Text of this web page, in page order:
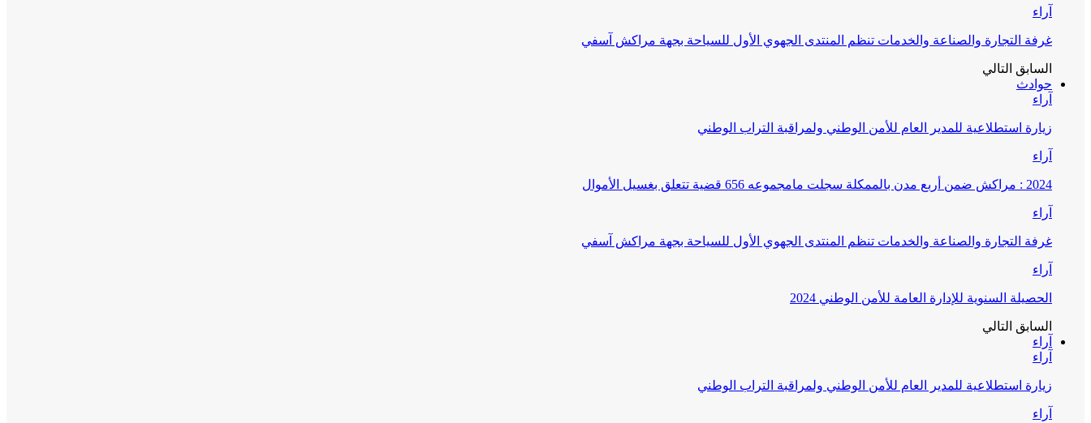
آراء
غرفة التجارة والصناعة والخدمات تنظم المنتدى الجهوي الأول للسياحة بجهة مراكش آسفي
السابق التالي
حوادث
آراء
زيارة استطلاعية للمدير العام للأمن الوطني ولمراقبة التراب الوطني
آراء
2024 : مراكش ضمن أربع مدن بالممكلة سجلت مامجموعه 656 قضية تتعلق بغسيل الأموال
آراء
غرفة التجارة والصناعة والخدمات تنظم المنتدى الجهوي الأول للسياحة بجهة مراكش آسفي
آراء
الحصيلة السنوية للإدارة العامة للأمن الوطني 2024
السابق التالي
آراء
آراء
زيارة استطلاعية للمدير العام للأمن الوطني ولمراقبة التراب الوطني
آراء